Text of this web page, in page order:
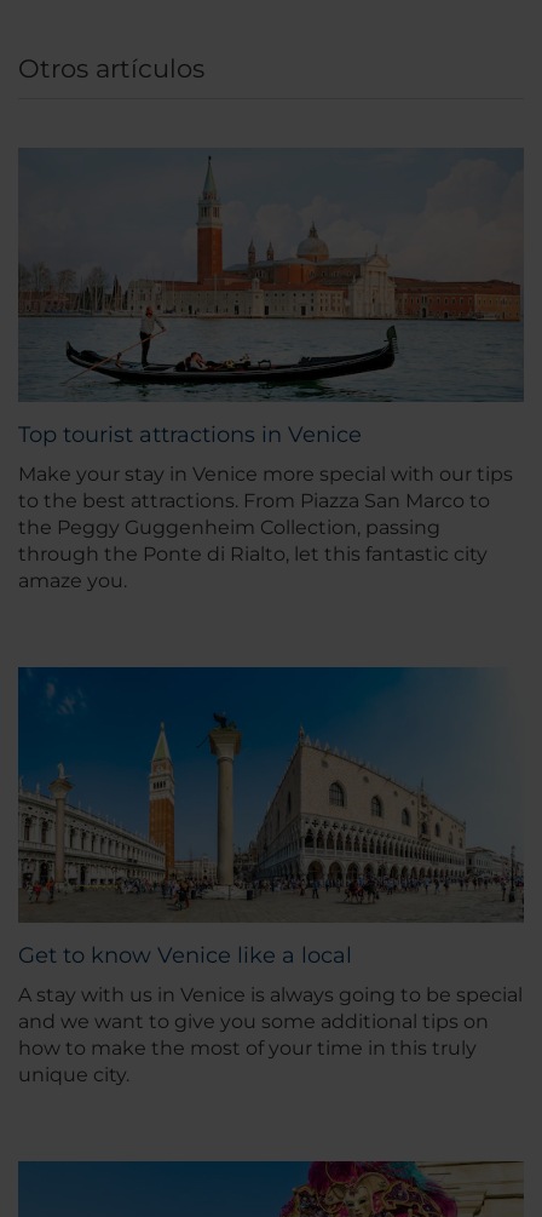
Otros artículos
Top tourist attractions in Venice
Make your stay in Venice more special with our tips
to the best attractions. From Piazza San Marco to
the Peggy Guggenheim Collection, passing
through the Ponte di Rialto, let this fantastic city
amaze you.
Get to know Venice like a local
A stay with us in Venice is always going to be special
and we want to give you some additional tips on
how to make the most of your time in this truly
unique city.